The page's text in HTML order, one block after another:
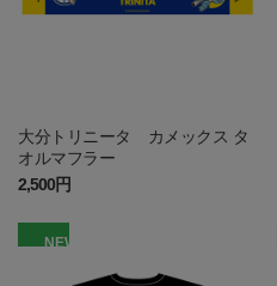
大分トリニータ カメックス タ
オルマフラー
2,500円
NEW